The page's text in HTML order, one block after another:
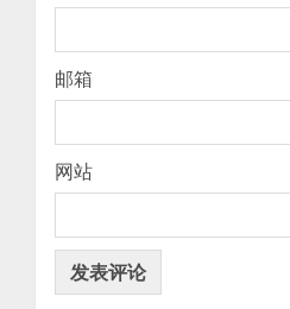
邮箱
网站